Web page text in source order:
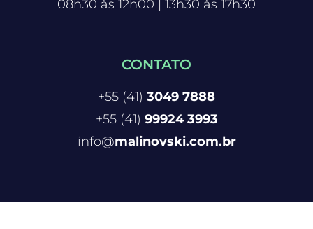
08h30 às 12h00 | 13h30 às 17h30
CONTATO
+55 (41) 3049 7888
+55 (41) 99924 3993
info@malinovski.com.br